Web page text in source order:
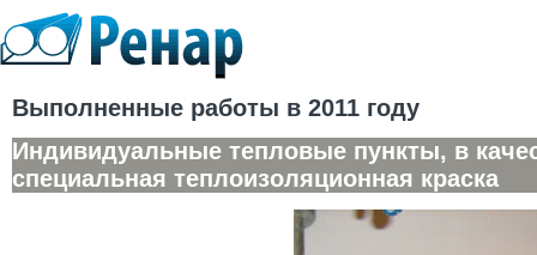
Выполненные работы в 2011 году
Индивидуальные тепловые пункты, в
специальная теплоизоляционная краска